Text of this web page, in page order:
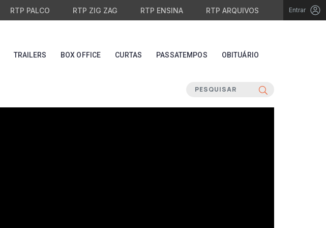
RTP PALCO RTP ZIG ZAG RTP ENSINA RTP ARQUIVOS Entrar
TRAILERS BOX OFFICE CURTAS PASSATEMPOS OBITUÁRIO